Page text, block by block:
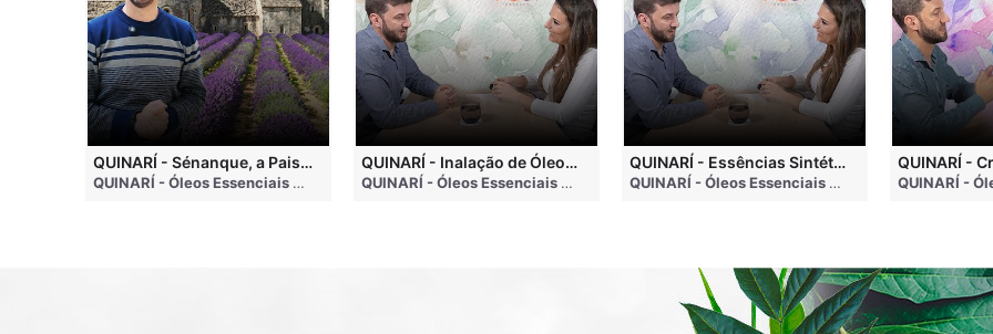
• 4 months ago
QUINARÍ - Sénanque, a Paisagem Mais Famosa da Aromaterapia
QUINARÍ - Óleos Essenciais e Aromaterapia • 3 weeks ago
QUINARÍ - Inalação de Óleos Essenciais e Seus Benefícios
QUINARÍ - Óleos Essenciais e Aromaterapia • 3 months ago
QUINARÍ - Essências Sintéticas NÃO Funcionam na Aromaterapia
QUINARÍ - Óleos Essenciais e Aromaterapia • 3